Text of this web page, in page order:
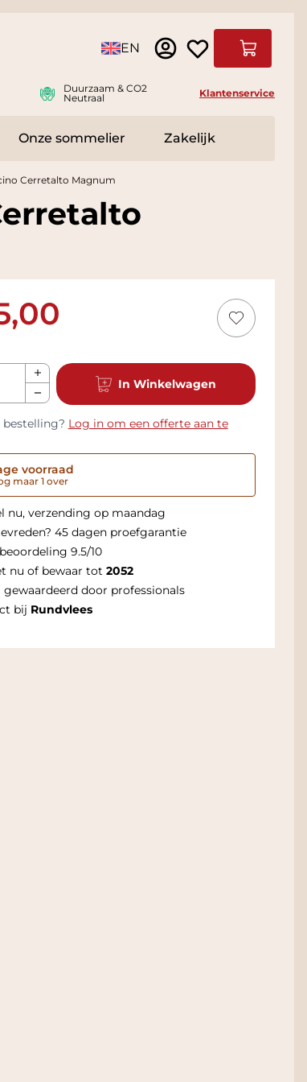
Taal EN
Duurzaam & CO2
Neutraal
Klantenservice
submenu for Accessoires
Onze sommelier Zakelijk
Cerretalto Magnum
In Winkelwagen
bestelling? Log in om een offerte aan te
voorraad
maar 1 over
nu, verzending op maandag
45 dagen proefgarantie
9.5/10
nu of bewaar tot 2052
gewaardeerd door professionals
bij Rundvlees